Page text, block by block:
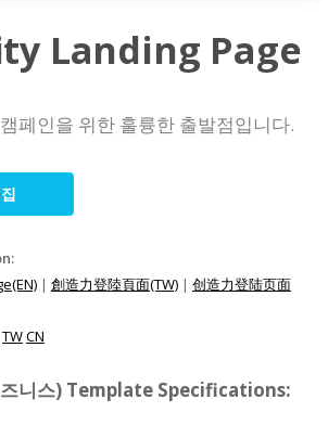
Landing Page
페인을 위한 훌륭한 출발점입니다.
| 創造力登陸頁面(TW) | 创造力登陆页面
TWCN
즈니스) Template Specifications: